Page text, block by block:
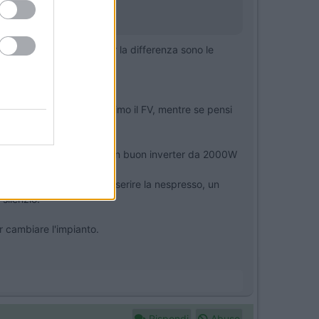
ovviamente a far la differenza sono le
o quasi va benissimo il FV, mentre se pensi
nulla c'è di meglio di un buon inverter da 2000W
e con 2000W potrai inserire la nespresso, un
cambiare l'impianto.